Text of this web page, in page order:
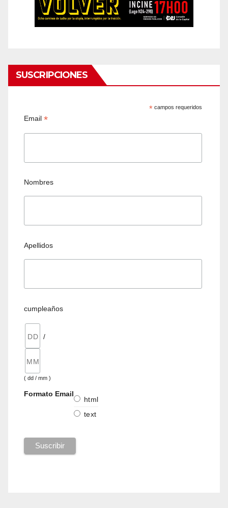
SUSCRIPCIONES
* campos requeridos
Email*
Nombres
Apellidos
cumpleaños
/
( dd / mm )
Formato Email
html
text